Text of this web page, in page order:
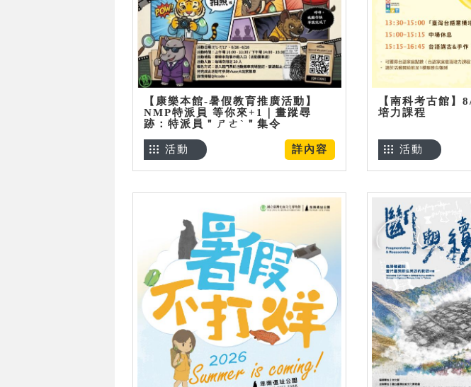
【康樂本館-暑假教育推廣活動】
NMP特派員 等你來+1｜畫蹤尋
跡：特派員＂ㄕㄜˋ＂集令
詳內容
活動
【南科考古館】
培力課程
活動